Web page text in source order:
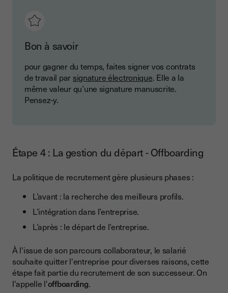
Bon à savoir
pour gagner du temps, faites signer vos contrats
de travail par signature électronique. Elle a la
même valeur qu’une signature manuscrite.
Pensez-y.
Étape 4 : La gestion du départ - Offboarding
La politique de recrutement gère plusieurs phases :
L’avant : la recherche des meilleurs profils.
L’intégration dans l’entreprise.
L’après : le départ de l’entreprise.
À l'issue de son parcours collaborateur, le salarié
souhaite quitter l'entreprise pour diverses raisons, cette
étape fait partie du recrutement de son successeur. On
l'appelle l'offboarding.